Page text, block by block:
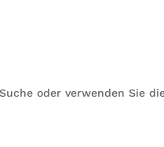
oder verwenden Sie